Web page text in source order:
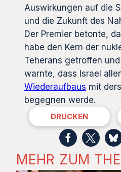
Auswirkungen auf die
und die Zukunft des
Der Premier betonte,
habe den Kern der
Teherans getroffen
warnte, dass Israel
Wiederaufbaus mit
begegnen werde.
DRUCKEN
MEHR ZUM